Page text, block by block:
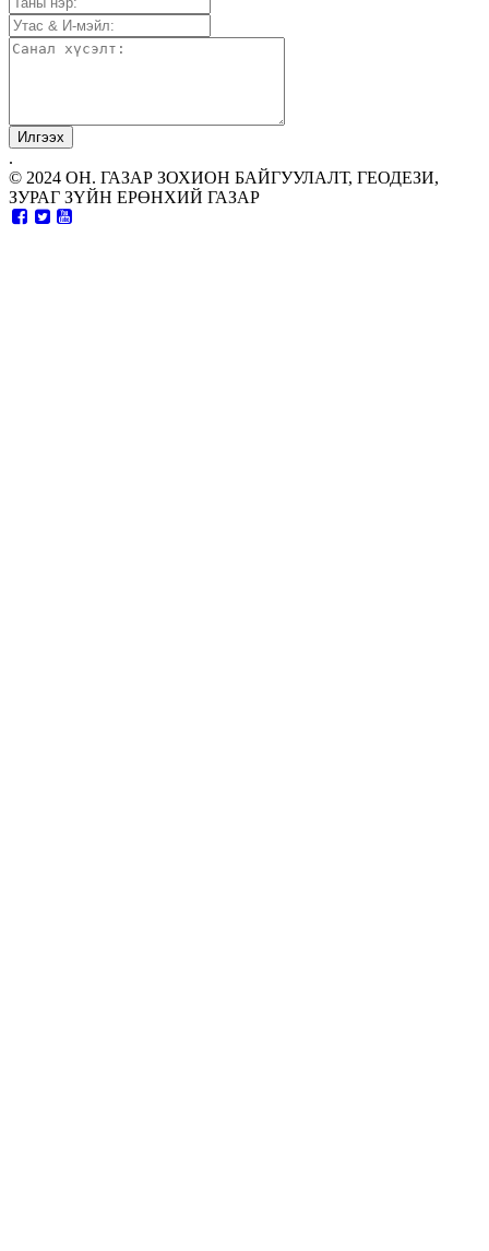
.
© 2024 ОН. ГАЗАР ЗОХИОН БАЙГУУЛАЛТ, ГЕОДЕЗИ,
ЗУРАГ ЗҮЙН ЕРӨНХИЙ ГАЗАР